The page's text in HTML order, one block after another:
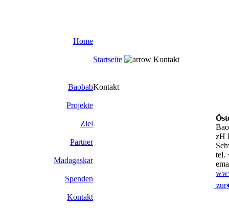
Home
Baobab
Projekte
Ziel
Partner
Madagaskar
Spenden
Kontakt
Startseite Kontakt
Kontakt
zH
tel.